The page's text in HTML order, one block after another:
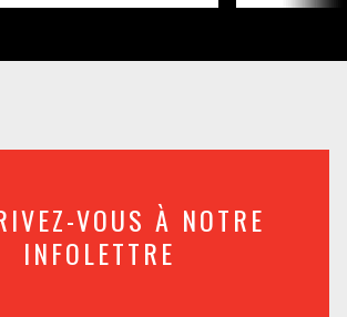
VOUS À NOTRE
INFOLETTRE